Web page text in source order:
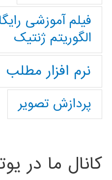
فیلم آموزشی
الگوریتم ژنتیک
نرم افزار مطلب
پردازش تصویر
کانال ما در